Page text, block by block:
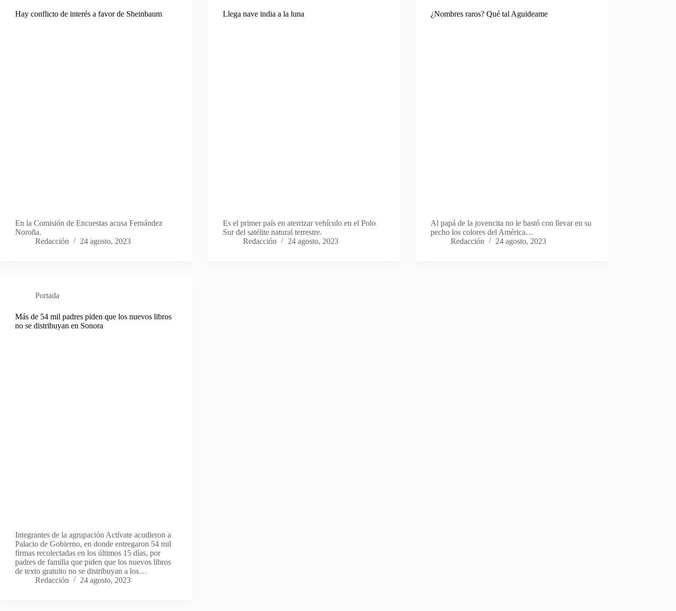
Hay conflicto de interés a favor de Sheinbaum
En la Comisión de Encuestas acusa Fernández
Noroña.
Redacción
24 agosto, 2023
Llega nave india a la luna
Es el primer país en aterrizar vehículo en el Polo
Sur del satélite natural terrestre.
Redacción
24 agosto, 2023
¿Nombres raros? Qué tal Aguideame
Al papá de la jovencita no le bastó con llevar en su
pecho los colores del América…
Redacción
24 agosto, 2023
Portada
Más de 54 mil padres piden que los nuevos libros
no se distribuyan en Sonora
Integrantes de la agrupación Actívate acudieron a
Palacio de Gobierno, en donde entregaron 54 mil
firmas recolectadas en los últimos 15 días, por
padres de familia que piden que los nuevos libros
de texto gratuito no se distribuyan a los…
Redacción
24 agosto, 2023